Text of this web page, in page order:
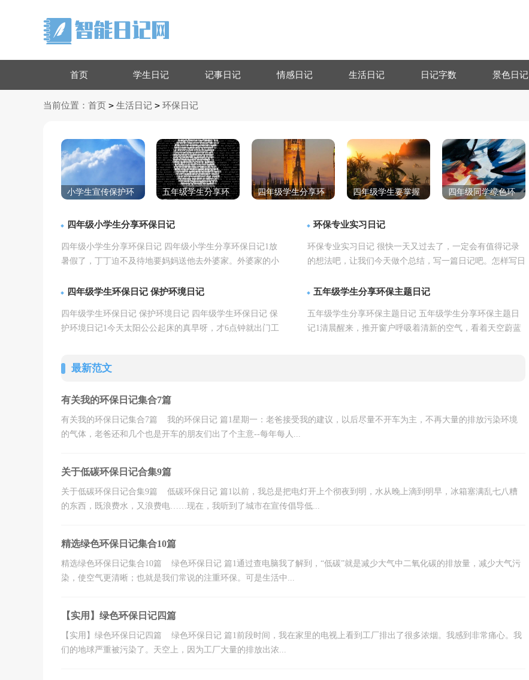
首页 学生日记 记事日记 情感日记 生活日记 日记字数 景色日记
当前位置： 首页 > 生活日记 > 环保日记
小学生宣传保护环
五年级学生分享环
四年级学生分享环
四年级学生要掌握
四年级同学绿色环
四年级小学生分享环保日记
四年级小学生分享环保日记 四年级小学生分享环保日记1放
暑假了，丁丁迫不及待地要妈妈送他去外婆家。外婆家的小
环保专业实习日记
环保专业实习日记 很快一天又过去了，一定会有值得记录
的想法吧，让我们今天做个总结，写一篇日记吧。怎样写日
四年级学生环保日记 保护环境日记
四年级学生环保日记 保护环境日记 四年级学生环保日记 保
护环境日记1今天太阳公公起床的真早呀，才6点钟就出门工
五年级学生分享环保主题日记
五年级学生分享环保主题日记 五年级学生分享环保主题日
记1清晨醒来，推开窗户呼吸着清新的空气，看着天空蔚蓝
最新范文
有关我的环保日记集合7篇
有关我的环保日记集合7篇 我的环保日记 篇1星期一：老爸接受我的建议，以后尽量不开车为主，不再大量的排放污染环境
的气体，老爸还和几个也是开车的朋友们出了个主意--每年每人...
关于低碳环保日记合集9篇
关于低碳环保日记合集9篇 低碳环保日记 篇1以前，我总是把电灯开上个彻夜到明，水从晚上滴到明早，冰箱塞满乱七八糟
的东西，既浪费水，又浪费电……现在，我听到了城市在宣传倡导低...
精选绿色环保日记集合10篇
精选绿色环保日记集合10篇 绿色环保日记 篇1通过查电脑我了解到，“低碳”就是减少大气中二氧化碳的排放量，减少大气污
染，使空气更清晰；也就是我们常说的注重环保。可是生活中...
【实用】绿色环保日记四篇
【实用】绿色环保日记四篇 绿色环保日记 篇1前段时间，我在家里的电视上看到工厂排出了很多浓烟。我感到非常痛心。我
们的地球严重被污染了。天空上，因为工厂大量的排放出浓...